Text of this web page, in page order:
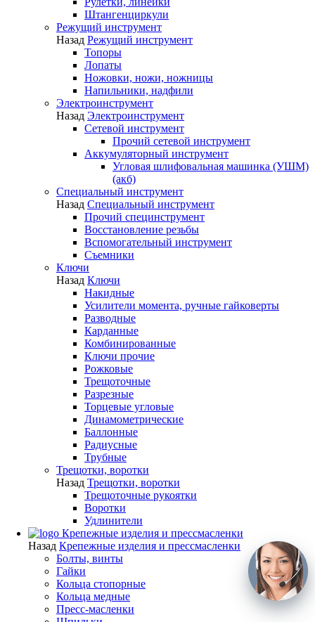
Штангенциркули
Режущий инструмент
Назад Режущий инструмент
Топоры
Лопаты
Ножовки, ножи, ножницы
Напильники, надфили
Электроинструмент
Назад Электроинструмент
Сетевой инструмент
Прочий сетевой инструмент
Аккумуляторный инструмент
Угловая шлифовальная машинка (УШМ)
(акб)
Специальный инструмент
Назад Специальный инструмент
Прочий специнструмент
Восстановление резьбы
Вспомогательный инструмент
Съемники
Ключи
Назад Ключи
Накидные
Усилители момента, ручные гайковерты
Разводные
Карданные
Комбинированные
Ключи прочие
Рожковые
Трещоточные
Разрезные
Торцевые угловые
Динамометрические
Баллонные
Радиусные
Трубные
Трещотки, воротки
Назад Трещотки, воротки
Трещоточные рукоятки
Воротки
Удлинители
Крепежные изделия и прессмасленки
Назад Крепежные изделия и прессмасленки
Болты, винты
Гайки
Кольца стопорные
Кольца медные
Пресс-масленки